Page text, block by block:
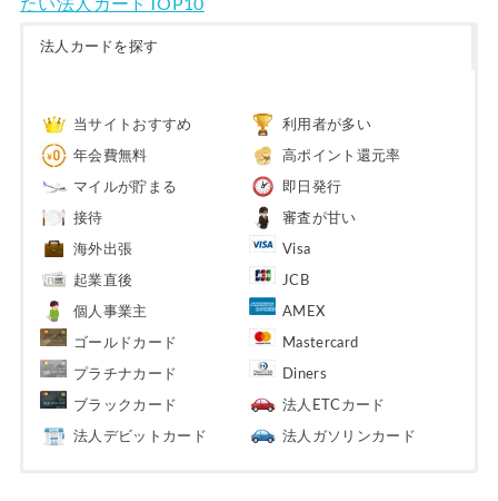
たい法人カードTOP10
法人カードを探す
当サイトおすすめ 利用者が多い
年会費無料 高ポイント還元率
マイルが貯まる 即日発行
接待 審査が甘い
海外出張 Visa
起業直後 JCB
個人事業主 AMEX
ゴールドカード Mastercard
プラチナカード Diners
ブラックカード 法人ETCカード
法人デビットカード 法人ガソリンカード